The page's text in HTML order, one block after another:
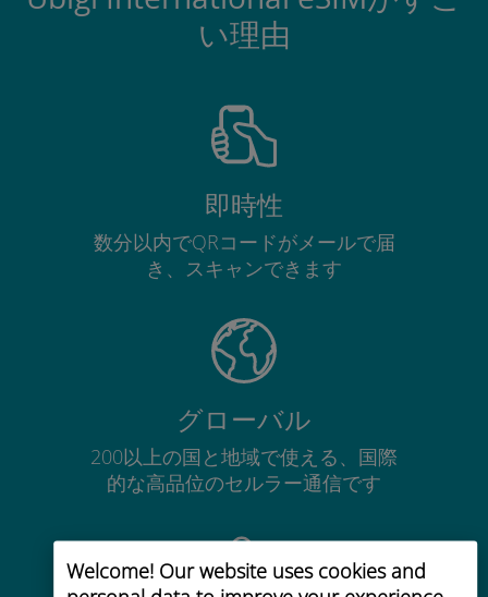
Welcome! Our website uses cookies and
い理由
即時性
数分以内でQRコードがメールで届
き、スキャンできます
グローバル
200以上の国と地域で使える、国際
的な高品位のセルラー通信です